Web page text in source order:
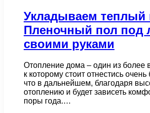
Укладываем теплый
Пленочный пол под
своими руками
Отопление дома – один из более
к которому стоит отнестись
что в дальнейшем, благодаря
отоплению и будет зависеть
поры года.…